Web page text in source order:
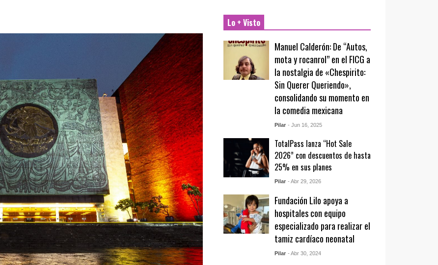
Lo + Visto
Manuel Calderón: De “Autos,
mota y rocanrol” en el FICG a
la nostalgia de «Chespirito:
Sin Querer Queriendo»,
consolidando su momento en
la comedia mexicana
Pilar - Jun 16, 2025
TotalPass lanza “Hot Sale
2026” con descuentos de hasta
25% en sus planes
Pilar - Abr 29, 2026
Fundación Lilo apoya a
hospitales con equipo
especializado para realizar el
tamiz cardíaco neonatal
Pilar - Abr 30, 2024